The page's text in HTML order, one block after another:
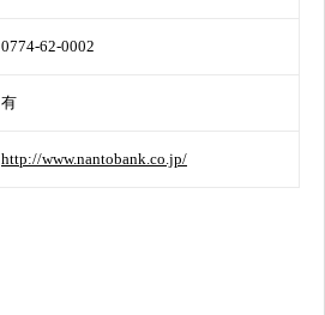
0774-62-0002
有
http://www.nantobank.co.jp/